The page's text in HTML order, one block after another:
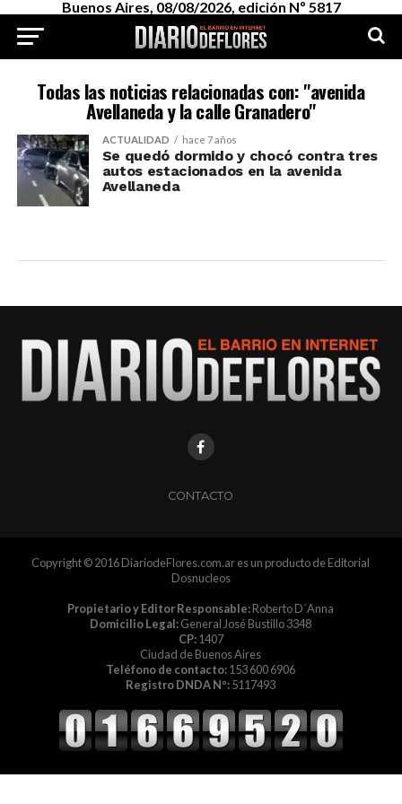
Buenos Aires, 08/08/2026, edición Nº 5817
Todas las noticias relacionadas con: "avenida
Avellaneda y la calle Granadero"
ACTUALIDAD hace 7 años
Se quedó dormido y chocó contra tres
autos estacionados en la avenida
Avellaneda
CONTACTO
Copyright © 2016 DiariodeFlores.com.ar es un producto de Editorial
Dosnucleos
Propietario y Editor Responsable:Roberto D´Anna
Domicilio Legal:General José Bustillo 3348
CP:1407
Ciudad de Buenos Aires
Teléfono de contacto:153 600 6906
Registro DNDA Nº:5117493